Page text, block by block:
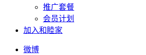
推广套餐
会员计划
加入和睦家
微博